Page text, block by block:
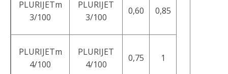
PLURIJETm
3/100
PLURIJET
3/100
0,60 0,85
PLURIJETm
4/100
PLURIJET
4/100
0,75 1